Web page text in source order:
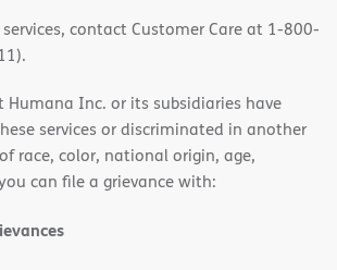
contact Customer Care at 1-800-
Inc. or its subsidiaries have
services or discriminated in another
race, color, national origin, age,
can file a grievance with: